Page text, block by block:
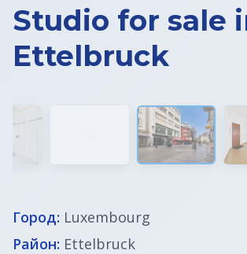
Studio for sale
Ettelbruck
Город: Luxembourg
Район: Ettelbruck